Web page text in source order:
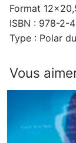
Format
ISBN : 978-2-
Type : Polar
Vous